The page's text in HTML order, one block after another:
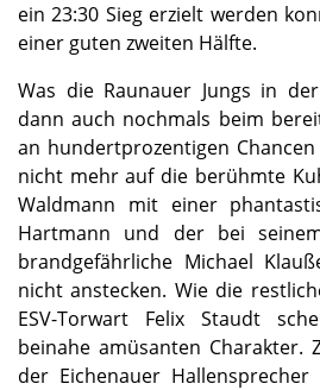
ein 23:30 Sieg erzielt werden
einer guten zweiten Hälfte.
Was die Raunauer Jungs in
dann auch nochmals beim
an hundertprozentigen
nicht mehr auf die berühmte
Waldmann mit einer
Hartmann und der bei
brandgefährliche Michael
nicht anstecken. Wie die
ESV-Torwart Felix Staudt
beinahe amüsanten Charakter.
der Eichenauer